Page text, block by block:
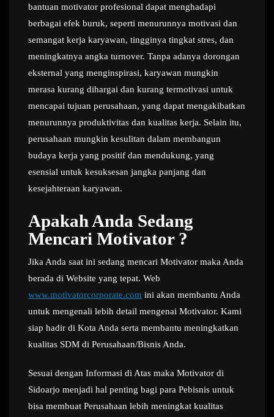
bantuan motivator profesional dapat menghadapi
berbagai efek buruk, seperti menurunnya motivasi dan
semangat kerja karyawan, tingginya tingkat stres, dan
meningkatnya angka turnover. Tanpa adanya dorongan
eksternal yang menginspirasi, karyawan mungkin
merasa kurang dihargai dan kurang termotivasi untuk
mencapai tujuan perusahaan, yang dapat mengakibatkan
menurunnya produktivitas dan kualitas kerja. Selain itu,
perusahaan mungkin kesulitan dalam membangun
budaya kerja yang positif dan mendukung, yang
esensial untuk kesuksesan jangka panjang dan
kesejahteraan karyawan.
Apakah Anda Sedang
Mencari Motivator ?
Jika Anda saat ini sedang mencari Motivator maka Anda
berada di Website yang tepat. Web
www.motivatorcorporate.com ini akan membantu Anda
untuk mengenali lebih detail mengenai Motivator. Kami
siap hadir di Kota Anda serta membantu meningkatkan
kualitas SDM di Perusahaan/Bisnis Anda.
Sesuai dengan Informasi di Atas maka Motivator di
Sidoarjo menjadi hal penting bagi para Pebisnis untuk
bisa membuat Perusahaan lebih meningkat kualitas